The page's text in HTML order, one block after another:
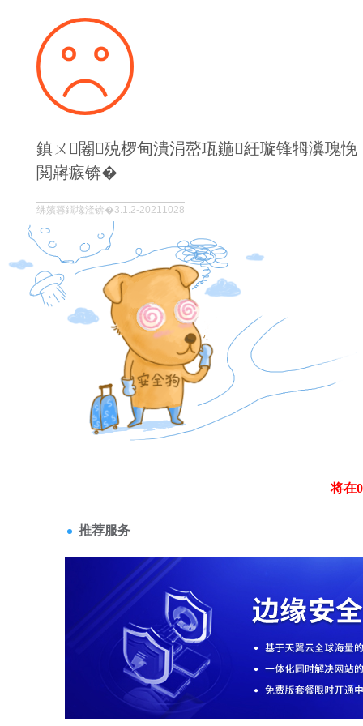
鎮ㄨ闂殑椤甸潰涓嶅瓨鍦紝璇锋牳瀵瑰悗
閲嶈瘯锛�
绋嬪簭鐗堟湰锛�3.1.2-20211028